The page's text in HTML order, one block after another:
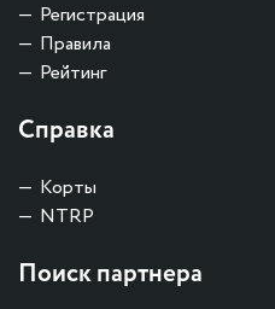
Регистрация
Правила
Рейтинг
Справка
Корты
NTRP
Поиск партнера